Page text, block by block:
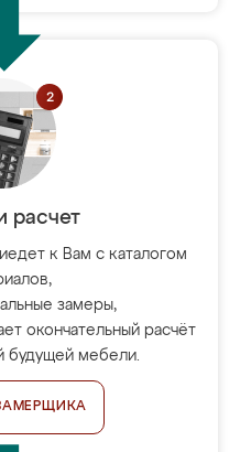
расчет
к Вам с каталогом
замеры,
окончательный расчёт
будущей мебели.